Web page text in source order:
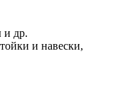
и др.
и навески,